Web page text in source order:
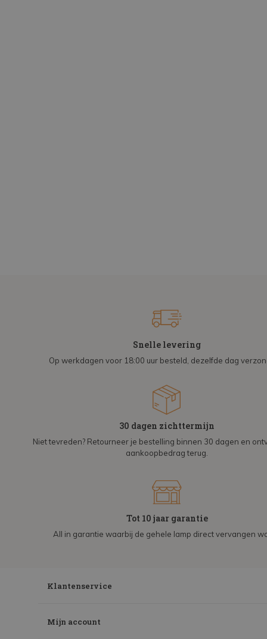
Snelle levering
Op werkdagen voor 18:00 uur besteld, dezelfde dag
30 dagen zichttermijn
Niet tevreden? Retourneer je bestelling binnen 30 dagen en
aankoopbedrag terug.
Tot 10 jaar garantie
All in garantie waarbij de gehele lamp direct vervangen
Klantenservice
Mijn account